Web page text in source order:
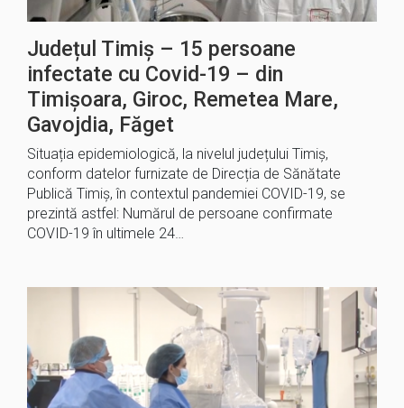
Județul Timiș – 15 persoane
infectate cu Covid-19 – din
Timișoara, Giroc, Remetea Mare,
Gavojdia, Făget
Situația epidemiologică, la nivelul județului Timiș,
conform datelor furnizate de Direcția de Sănătate
Publică Timiș, în contextul pandemiei COVID-19, se
prezintă astfel: Numărul de persoane confirmate
COVID-19 în ultimele 24…